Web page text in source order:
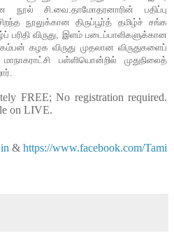
நூல் சி.வை.தாமோதரனாரின் பதிப்பு
நூலுக்கான திருப்பூர்த் தமிழ்ச் சங்க
பரிதி விருது, இளம் படைப்பாளிகளுக்கான
கழக விருது முதலான விருதுகளைப்
பள்ளியொன்றில் முதுநிலைத்
FREE; No registration required.
on LIVE.
& https://www.facebook.com/Tami